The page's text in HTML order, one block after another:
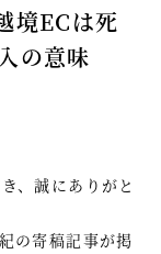
境ECは死
の意味
、誠にありがと
の寄稿記事が掲